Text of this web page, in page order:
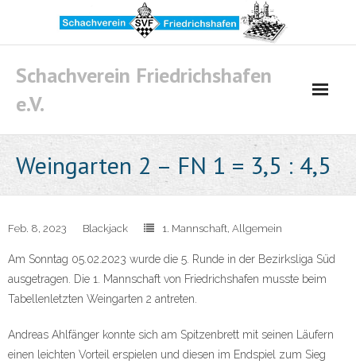
content
Schachverein Friedrichshafen
e.V.
Weingarten 2 – FN 1 = 3,5 : 4,5
Feb. 8, 2023 Blackjack 1. Mannschaft, Allgemein
Am Sonntag 05.02.2023 wurde die 5. Runde in der Bezirksliga Süd
ausgetragen. Die 1. Mannschaft von Friedrichshafen musste beim
Tabellenletzten Weingarten 2 antreten.
Andreas Ahlfänger konnte sich am Spitzenbrett mit seinen Läufern
einen leichten Vorteil erspielen und diesen im Endspiel zum Sieg